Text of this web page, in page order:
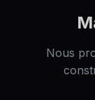
Nous